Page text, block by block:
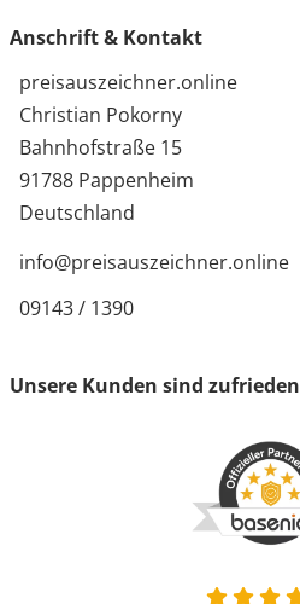
Anschrift & Kontakt
preisauszeichner.online
Christian Pokorny
Bahnhofstraße 15
91788 Pappenheim
Deutschland
info@preisauszeichner.online
09143 / 1390
Unsere Kunden sind zufrieden